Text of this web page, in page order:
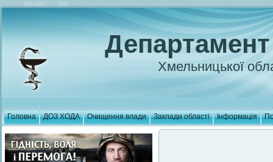
Хмельницької
Головна ДОЗ ХОДА Очищення влади Заклади області Інформація